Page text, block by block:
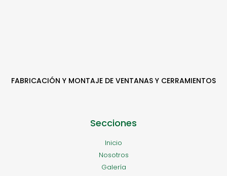
FABRICACIÓN Y MONTAJE DE VENTANAS Y CERRAMIENTOS
Secciones
Inicio
Nosotros
Galería